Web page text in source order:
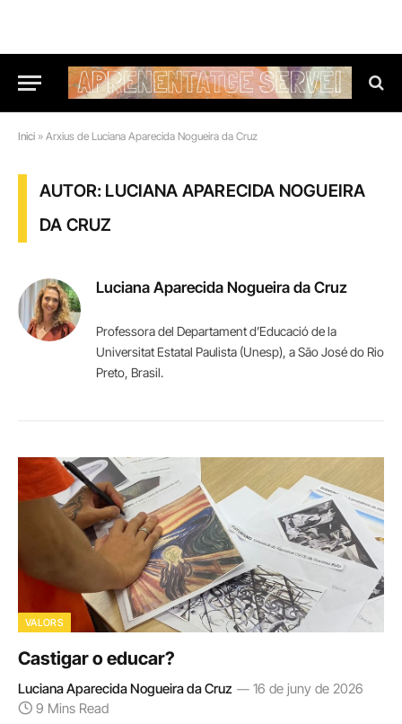
Inici » Arxius de Luciana Aparecida Nogueira da Cruz
AUTOR: LUCIANA APARECIDA NOGUEIRA
DA CRUZ
Luciana Aparecida Nogueira da Cruz
Professora del Departament d’Educació de la
Universitat Estatal Paulista (Unesp), a São José do Rio
Preto, Brasil.
VALORS
Castigar o educar?
Luciana Aparecida Nogueira da Cruz
16 de juny de 2026
9 Mins Read